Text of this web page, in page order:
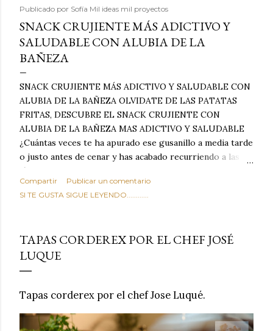
Publicado por Sofía Mil ideas mil proyectos
SNACK CRUJIENTE MÁS ADICTIVO Y
SALUDABLE CON ALUBIA DE LA
BAÑEZA
SNACK CRUJIENTE MÁS ADICTIVO Y SALUDABLE CON
ALUBIA DE LA BAÑEZA OLVIDATE DE LAS PATATAS
FRITAS, DESCUBRE EL SNACK CRUJIENTE CON
ALUBIA DE LA BAÑEZA MAS ADICTIVO Y SALUDABLE
¿Cuántas veces te ha apurado ese gusanillo a media tarde
o justo antes de cenar y has acabado recurriendo a las
típicas patatas de bolsa, frutos secos fritos o snacks
ultraprocesados llenos de grasas saturadas y sodio?
Todos hemos estado ahí. Sin embargo, cuidarse no tiene
satisface. Estas alubias crujientes al horno van a cambiar
por completo tu forma de ver las legumbres. Olvídate de
asociar las alubias únicamente a los guisos tradicionales y
revolucionaria, transformaremos un ingrediente tan
humilde como la alubia de La Bañeza en un snack ligero,
dorado, cargado de proteína y 100% natural. Es el
Compartir
Publicar un comentario
SI TE GUSTA SIGUE LEYENDO............
TAPAS CORDEREX POR EL CHEF JOSÉ
LUQUE
Tapas corderex por el chef Jose Luqué.